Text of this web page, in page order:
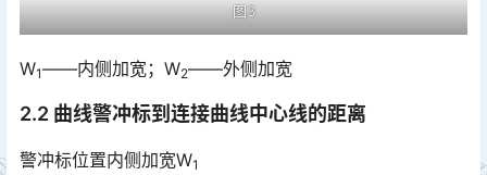
图3
W1——内侧加宽；W2——外侧加宽
2.2 曲线警冲标到连接曲线中心线的距离
警冲标位置内侧加宽W1